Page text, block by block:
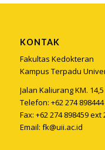
KONTAK
Fakultas Kedokteran
Kampus Terpadu
Jalan Kaliurang KM.
Telefon: +62 274
Fax: +62 274 898459 ext
Email: fk@uii.ac.id